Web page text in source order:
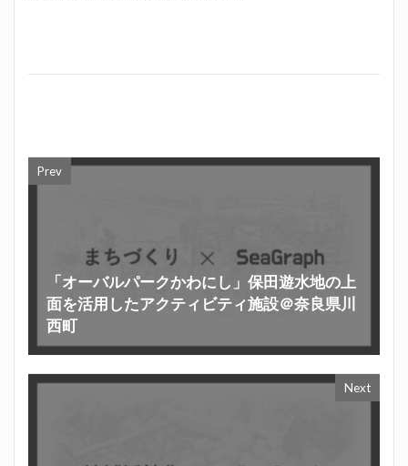
Prev
「オーバルパークかわにし」保田遊水地の上
面を活用したアクティビティ施設＠奈良県川
西町
Next